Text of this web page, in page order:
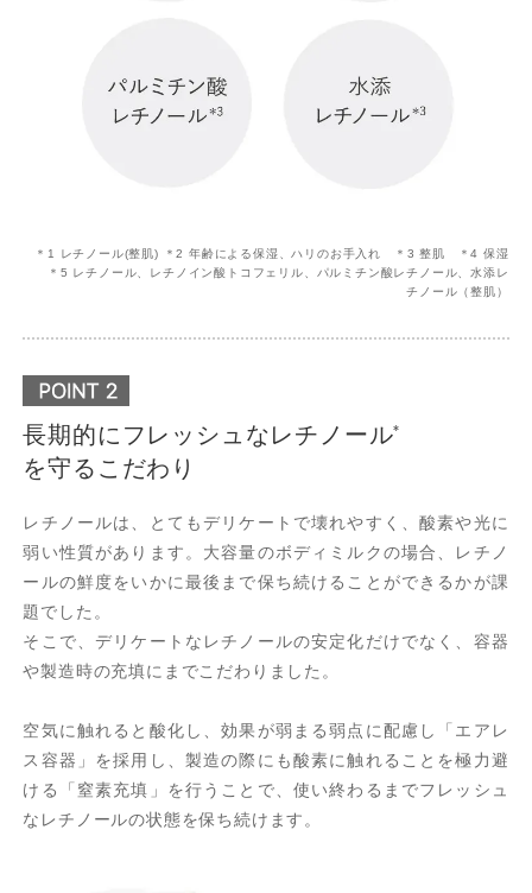
＊1 レチノール(整肌) ＊2 年齢による保湿、ハリのお手入れ ＊3 整肌 ＊4 保湿
＊5 レチノール、レチノイン酸トコフェリル、パルミチン酸レチノール、水添レ
チノール（整肌）
長期的にフレッシュなレチノール*
を守るこだわり
レチノールは、とてもデリケートで壊れやすく、酸素や光に
弱い性質があります。大容量のボディミルクの場合、レチノ
ールの鮮度をいかに最後まで保ち続けることができるかが課
題でした。
そこで、デリケートなレチノールの安定化だけでなく、容器
や製造時の充填にまでこだわりました。
空気に触れると酸化し、効果が弱まる弱点に配慮し「エアレ
ス容器」を採用し、製造の際にも酸素に触れることを極力避
ける「窒素充填」を行うことで、使い終わるまでフレッシュ
なレチノールの状態を保ち続けます。